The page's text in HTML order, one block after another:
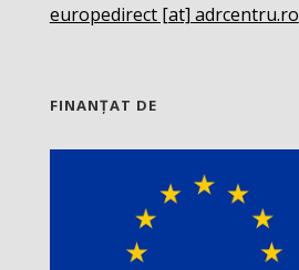
europedirect [at] adrcentru.ro
FINANȚAT DE